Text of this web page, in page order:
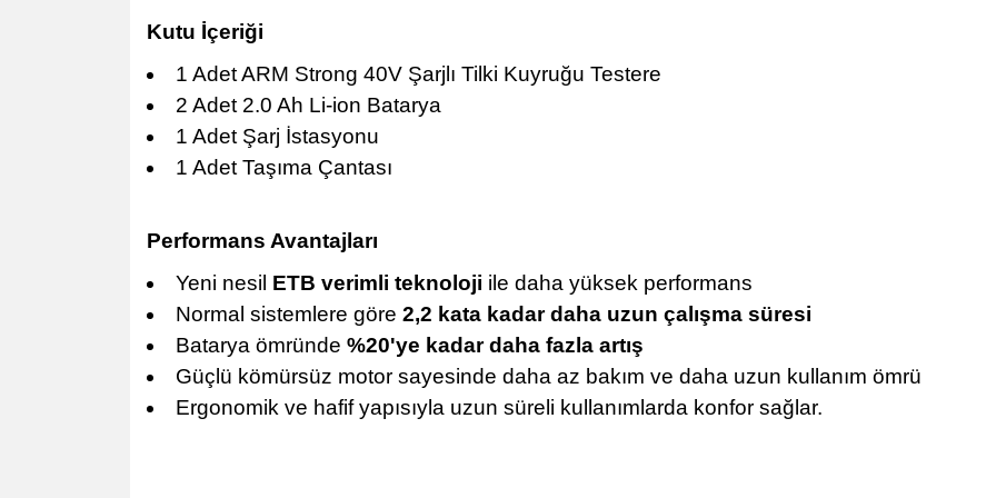
Kutu İçeriği
1 Adet ARM Strong 40V Şarjlı Tilki Kuyruğu Testere
2 Adet 2.0 Ah Li-ion Batarya
1 Adet Şarj İstasyonu
1 Adet Taşıma Çantası
Performans Avantajları
Yeni nesil ETB verimli teknoloji ile daha yüksek performans
Normal sistemlere göre 2,2 kata kadar daha uzun çalışma süresi
Batarya ömründe %20'ye kadar daha fazla artış
Güçlü kömürsüz motor sayesinde daha az bakım ve daha uzun kullanım ömrü
Ergonomik ve hafif yapısıyla uzun süreli kullanımlarda konfor sağlar.